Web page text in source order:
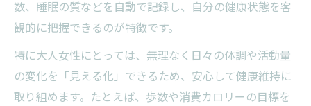
数、睡眠の質などを自動で記録し、自分の健康状態を客
観的に把握できるのが特徴です。
特に大人女性にとっては、無理なく日々の体調や活動量
の変化を「見える化」できるため、安心して健康維持に
取り組めます。たとえば、歩数や消費カロリーの目標を